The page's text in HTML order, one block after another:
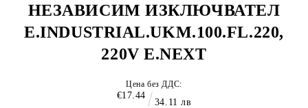
НЕЗАВИСИМ ИЗКЛЮЧВАТЕЛ
E.INDUSTRIAL.UKM.100.FL.220,
220V E.NEXT
Цена без ДДС:
€17.44
34.11 лв